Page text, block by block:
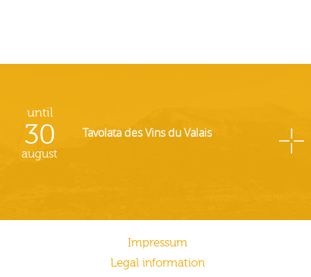
until
30
august
Tavolata des Vins du Valais
Impressum
Legal information